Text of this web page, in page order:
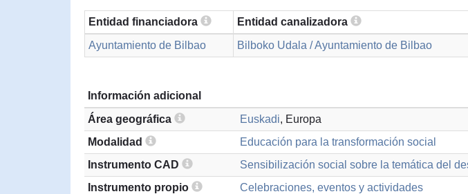
Entidad financiadora Entidad canalizadora
Ayuntamiento de Bilbao
Bilboko Udala / Ayuntamiento de Bilbao
Información adicional
Área geográfica
Euskadi, Europa
Modalidad
Educación para la transformación social
Instrumento CAD
Sensibilización social sobre la temática del
Instrumento propio
Celebraciones, eventos y actividades